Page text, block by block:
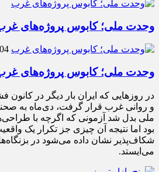
وحدت ملی؛ کابوس پروژه‌های
04 بهمن 1404
وحدت ملی؛ کابوس پروژه‌های
در روزهایی که ایران بار دیگر در
و روانی غرب قرار گرفت، دی‌ماه به
ملی بدل شد آزمونی که اگرچه با
بود اما نتیجه آن چیزی جز تکرار یک
شکاف‌پذیر نشان داده می‌شود در
می‌ایستد.